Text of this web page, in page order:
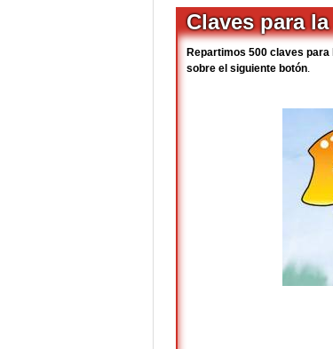
Claves para
Repartimos 500 claves
sobre el siguiente botón.